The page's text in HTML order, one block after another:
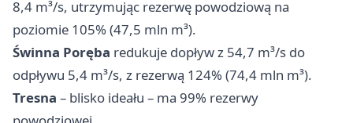
8,4 m³/s, utrzymując rezerwę powodziową na
poziomie 105% (47,5 mln m³).
Świnna Poręba redukuje dopływ z 54,7 m³/s do
odpływu 5,4 m³/s, z rezerwą 124% (74,4 mln m³).
Tresna – blisko ideału – ma 99% rezerwy